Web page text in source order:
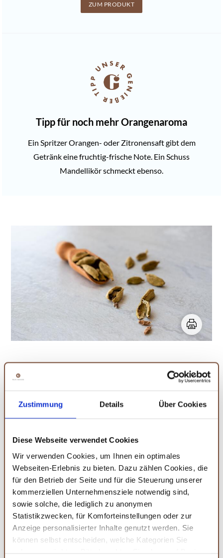
Zustimmung Details Über Cookies
Diese Webseite verwendet Cookies
Wir verwenden Cookies, um Ihnen ein optimales
Webseiten-Erlebnis zu bieten. Dazu zählen Cookies, die
für den Betrieb der Seite und für die Steuerung unserer
kommerziellen Unternehmensziele notwendig sind,
sowie solche, die lediglich zu anonymen
Statistikzwecken, für Komforteinstellungen oder zur
Anzeige personalisierter Inhalte genutzt werden. Sie
können selbst entscheiden, welche Kategorien Sie
- Richtig! Einen selbstgemachten Glühwein vor dem offen
Kamin in den eigenen vier Wänden schlürfen.
Weihnachtsmärkte und Glühwein sind ein perfektes
Traumpaar, jedoch kannst du auch bei dir zu Hause das
köstliche Heißgetränk genießen. Unser Rezept
Wintertraube lässt sich auch mit unserem
Glühweingewürz aromatisch verfeinern.
ZUM PRODUKT
Tipp für noch mehr Orangenaroma
Ein Spritzer Orangen- oder Zitronensaft gibt dem
Getränk eine fruchtig-frische Note. Ein Schuss
Mandellikör schmeckt ebenso.